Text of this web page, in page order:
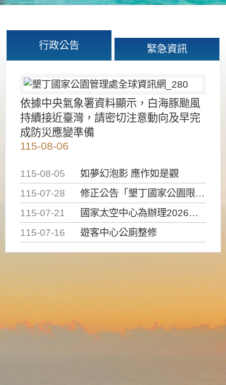
行政公告 緊急資訊
依據中央氣象署資料顯示，白海豚颱風
持續接近臺灣，請密切注意動向及早完
成防災應變準備
115-08-06
115-08-05
如夢幻泡影 應作如是觀
115-07-28
修正公告「墾丁國家公園限制水域遊憩活動之種類、範圍、時間及行為」，自即日生效。
115-07-21
國家太空中心為辦理2026台灣盃火箭競賽，陸、海、空域警戒及協調相關事宜，因颱風備案事宜
115-07-16
遊客中心公廁整修